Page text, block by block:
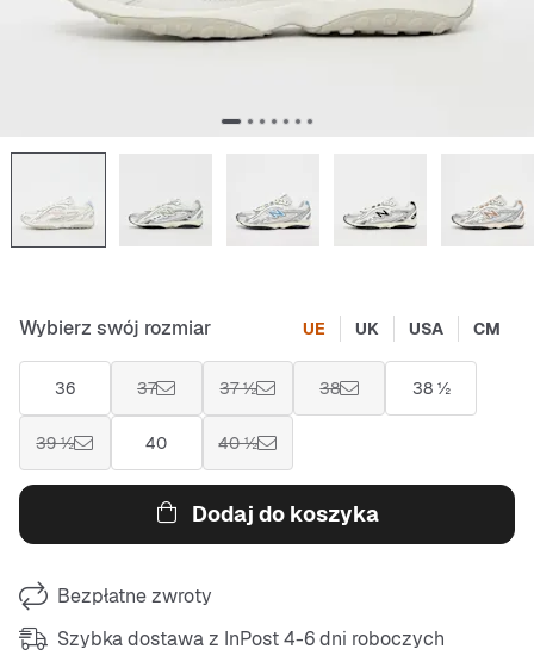
Wybierz swój rozmiar UE UK USA CM
36 37 37 ½ 38 38 ½
39 ½ 40 40 ½
Dodaj do koszyka
Bezpłatne zwroty
Szybka dostawa z InPost 4-6 dni roboczych